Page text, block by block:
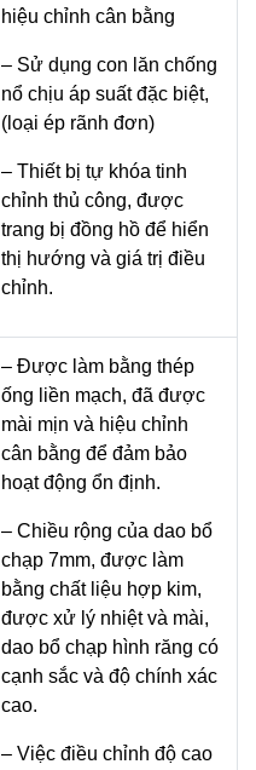
hiệu chỉnh cân bằng
– Sử dụng con lăn chống
nổ chịu áp suất đặc biệt,
(loại ép rãnh đơn)
– Thiết bị tự khóa tinh
chỉnh thủ công, được
trang bị đồng hồ để hiển
thị hướng và giá trị điều
chỉnh.
– Được làm bằng thép
ống liền mạch, đã được
mài mịn và hiệu chỉnh
cân bằng để đảm bảo
hoạt động ổn định.
– Chiều rộng của dao bổ
chạp 7mm, được làm
bằng chất liệu hợp kim,
được xử lý nhiệt và mài,
dao bổ chạp hình răng có
cạnh sắc và độ chính xác
cao.
– Việc điều chỉnh độ cao